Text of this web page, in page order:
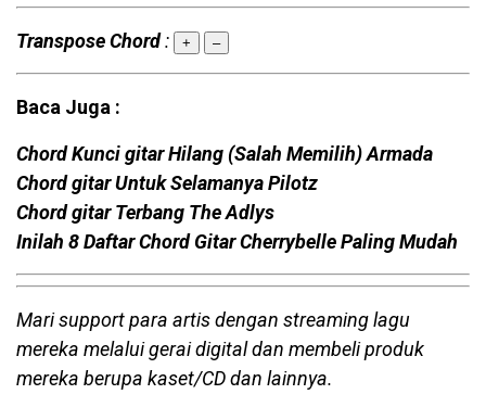
Transpose Chord: + –
Baca Juga :
Chord Kunci gitar Hilang (Salah Memilih) Armada
Chord gitar Untuk Selamanya Pilotz
Chord gitar Terbang The Adlys
Inilah 8 Daftar Chord Gitar Cherrybelle Paling Mudah
Mari support para artis dengan streaming lagu
mereka melalui gerai digital dan membeli produk
mereka berupa kaset/CD dan lainnya.